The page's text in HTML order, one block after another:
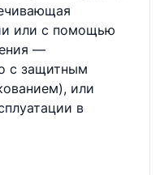
или с помощью
—
с защитным
или
в